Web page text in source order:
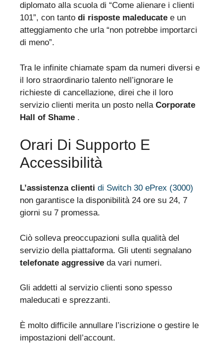
diplomato alla scuola di “Come alienare i clienti
101”, con tanto di risposte maleducate e un
atteggiamento che urla “non potrebbe importarci
di meno”.
Tra le infinite chiamate spam da numeri diversi e
il loro straordinario talento nell’ignorare le
richieste di cancellazione, direi che il loro
servizio clienti merita un posto nella Corporate
Hall of Shame .
Orari Di Supporto E
Accessibilità
L’assistenza clienti di Switch 30 ePrex (3000)
non garantisce la disponibilità 24 ore su 24, 7
giorni su 7 promessa.
Ciò solleva preoccupazioni sulla qualità del
servizio della piattaforma. Gli utenti segnalano
telefonate aggressive da vari numeri.
Gli addetti al servizio clienti sono spesso
maleducati e sprezzanti.
È molto difficile annullare l’iscrizione o gestire le
impostazioni dell’account.